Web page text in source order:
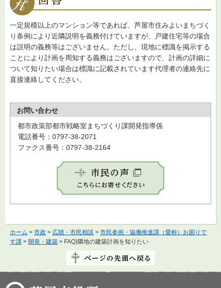
一定規模以上のマンション等であれば、芦屋市住みよいまちづく
り条例により近隣説明を義務付けていますが、戸建住宅等の場合
は説明の義務等はございません。ただし、現地に標識を掲示する
ことにより計画を周知する義務はございますので、計画の詳細に
ついて知りたい場合は標識に記載されています代理者の連絡先に
直接連絡してください。
お問い合わせ
都市政策部都市戦略室まちづくり課開発指導係
電話番号：0797-38-2071
ファクス番号：0797-38-2164
ホーム > 市政 > 広聴・市民相談 > 市民参画・協働推進課（愛称）お困りで
す課 > 開発・建築 > FAQ)隣地の建築計画を知りたい